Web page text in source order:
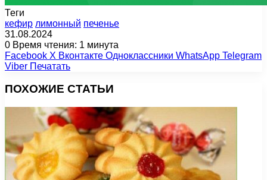
Теги
кефир лимонный печенье
31.08.2024
0 Время чтения: 1 минута
Facebook X Вконтакте Одноклассники WhatsApp Telegram
Viber Печатать
ПОХОЖИЕ СТАТЬИ